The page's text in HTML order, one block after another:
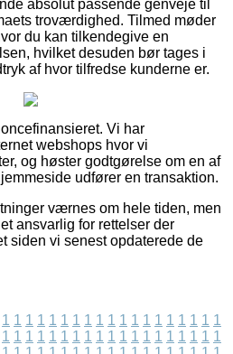
absolut passende genveje til
troværdighed. Tilmed møder
du kan tilkendegive en
hvilket desuden bør tages i
af hvor tilfredse kunderne er.
Vi har
webshops hvor vi
og høster godtgørelse om en af
udfører en transaktion.
værnes om hele tiden, men
ansvarlig for rettelser der
siden vi senest opdaterede de
1 1 1 1 1 1 1 1 1 1 1 1 1 1 1 1 1 1 1
1 1 1 1 1 1 1 1 1 1 1 1 1 1 1 1 1 1 1